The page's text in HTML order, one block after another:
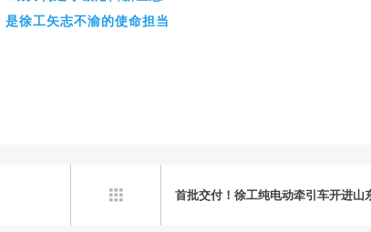
是徐工矢志不渝的使命担当
首批交付！徐工纯电动牵引车开进山
